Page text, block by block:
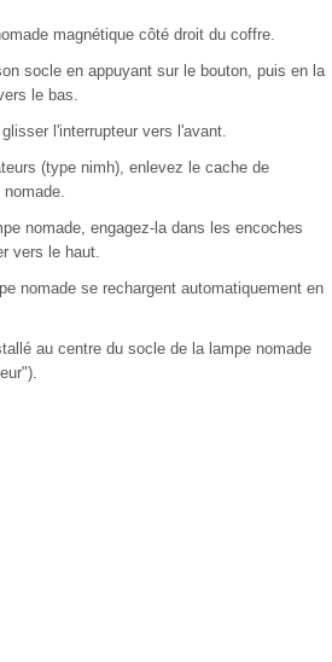
magnétique côté droit du coffre.
socle en appuyant sur le bouton, puis en la
le bas.
l'interrupteur vers l'avant.
(type nimh), enlevez le cache de
nomade, engagez-la dans les encoches
vers le haut.
nomade se rechargent automatiquement en
au centre du socle de la lampe nomade